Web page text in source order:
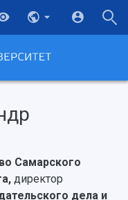
Самарского
директор
дела и